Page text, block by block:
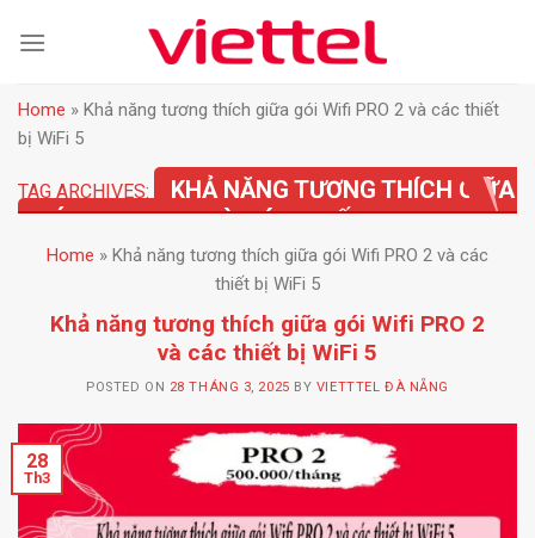
Home » Khả năng tương thích giữa gói Wifi PRO 2 và các thiết
bị WiFi 5
TAG ARCHIVES:
KHẢ NĂNG TƯƠNG THÍCH GIỮA
GÓI WIFI PRO 2 VÀ CÁC THIẾT BỊ WIFI 5
Home » Khả năng tương thích giữa gói Wifi PRO 2 và các
thiết bị WiFi 5
Khả năng tương thích giữa gói Wifi PRO 2
và các thiết bị WiFi 5
POSTED ON 28 THÁNG 3, 2025 BY VIETTTEL ĐÀ NẴNG
28
Th3